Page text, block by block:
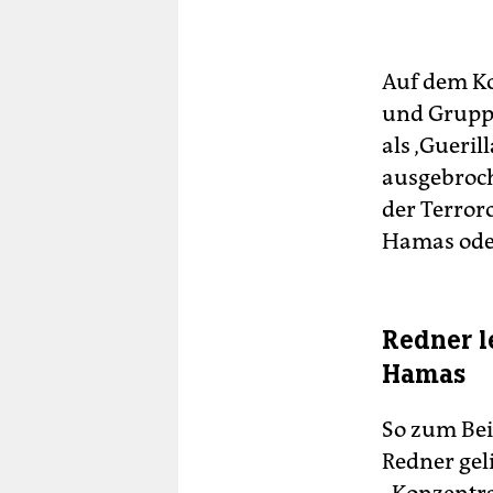
Auf dem
und
als
der
Hamas
Redner
Hamas
So zum
Redner